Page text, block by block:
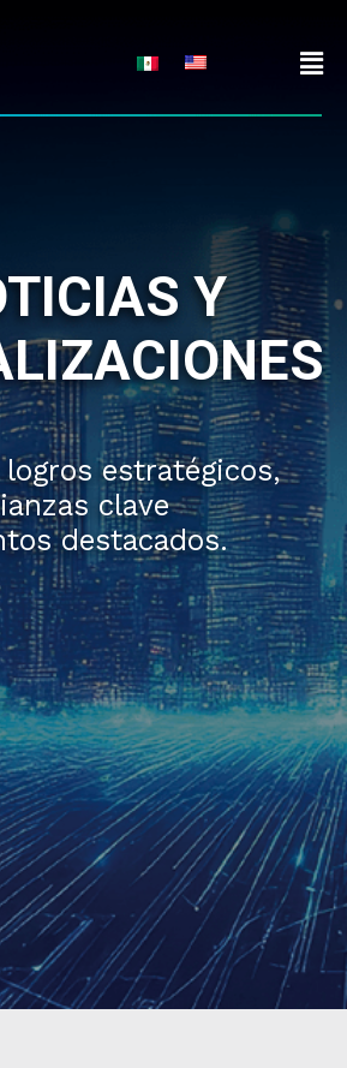
Y
estratégicos,
clave
destacados.